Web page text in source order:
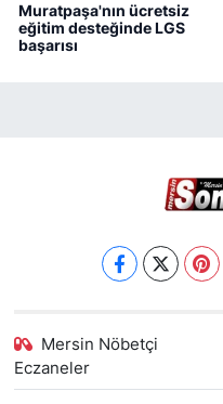
Muratpaşa'nın ücretsiz
eğitim desteğinde LGS
başarısı
Mersin Nöbetçi
Eczaneler